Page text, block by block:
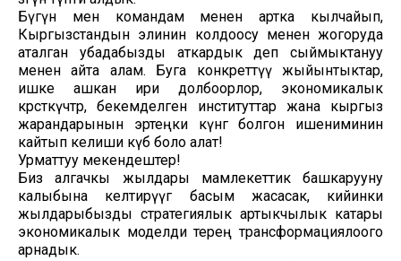
Бүгүн мен командам менен артка кылчайып,
Кыргызстандын элинин колдоосу менен жогоруда
аталган убадабызды аткардык деп сыймыктануу
менен айта алам. Буга конкреттүү жыйынтыктар,
ишке ашкан ири долбоорлор, экономикалык
көрсөткүчтөр, бекемделген институттар жана кыргыз
жарандарынын эртеңки күнгө болгон ишениминин
кайтып келиши күбө боло алат!
Урматтуу мекендештер!
Биз алгачкы жылдары мамлекеттик башкарууну
калыбына келтирүүгө басым жасасак, кийинки
жылдарыбызды стратегиялык артыкчылык катары
экономикалык моделди терең трансформациялоого
арнадык.